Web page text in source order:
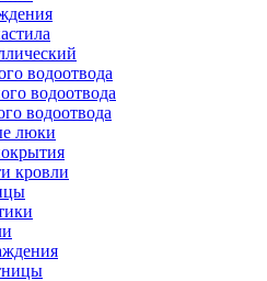
водоотвода
водоотвода
водоотвода
люки
кровли